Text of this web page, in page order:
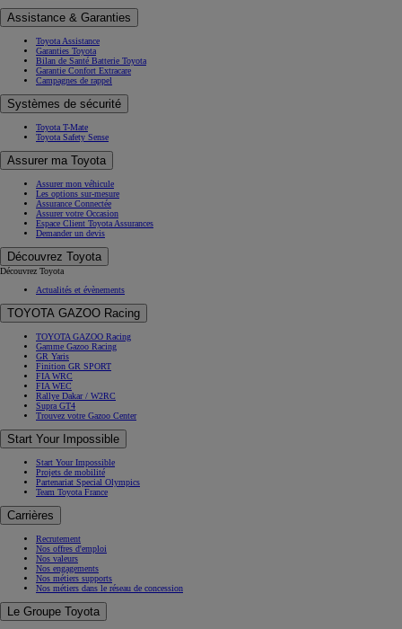
Assistance & Garanties
Toyota Assistance
Garanties Toyota
Bilan de Santé Batterie Toyota
Garantie Confort Extracare
Campagnes de rappel
Systèmes de sécurité
Toyota T-Mate
Toyota Safety Sense
Assurer ma Toyota
Assurer mon véhicule
Les options sur-mesure
Assurance Connectée
Assurer votre Occasion
Espace Client Toyota Assurances
Demander un devis
Découvrez Toyota
Découvrez Toyota
Actualités et évènements
TOYOTA GAZOO Racing
TOYOTA GAZOO Racing
Gamme Gazoo Racing
GR Yaris
Finition GR SPORT
FIA WRC
FIA WEC
Rallye Dakar / W2RC
Supra GT4
Trouvez votre Gazoo Center
Start Your Impossible
Start Your Impossible
Projets de mobilité
Partenariat Special Olympics
Team Toyota France
Carrières
Recrutement
Nos offres d'emploi
Nos valeurs
Nos engagements
Nos métiers supports
Nos métiers dans le réseau de concession
Le Groupe Toyota